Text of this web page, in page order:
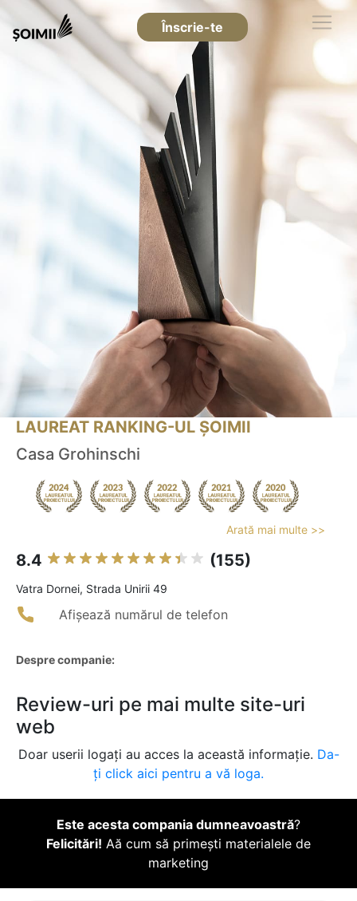
Înscrie-te
LAUREAT RANKING-UL ȘOIMII
Casa Grohinschi
Arată mai multe >>
8.4 (155)
Vatra Dornei, Strada Unirii 49
Afișează numărul de telefon
Despre companie:
Review-uri pe mai multe site-uri
web
Doar userii logați au acces la această informație. Da-
ți click aici pentru a vă loga.
Este acesta compania dumneavoastră?
Felicitări! Aă cum să primești materialele de
marketing